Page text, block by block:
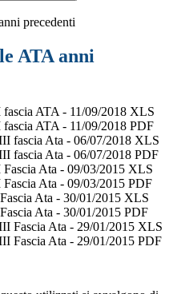
precedenti
ATA anni
ATA - 11/09/2018 XLS
ATA - 11/09/2018 PDF
fascia Ata - 06/07/2018 XLS
fascia Ata - 06/07/2018 PDF
Ata - 09/03/2015 XLS
Ata - 09/03/2015 PDF
Ata - 30/01/2015 XLS
Ata - 30/01/2015 PDF
Fascia Ata - 29/01/2015 XLS
Fascia Ata - 29/01/2015 PDF